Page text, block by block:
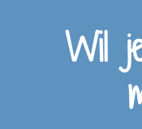
Wil